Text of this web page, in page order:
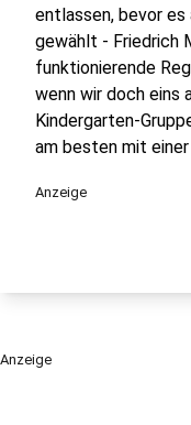
entlassen, bevor
gewählt - Friedrich
funktionierende
wenn wir doch eins
Kindergarten-
am besten mit
Anzeige
Anzeige